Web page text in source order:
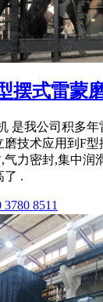
摆式雷蒙
是我公司积多
磨技术应用到F
气力密封,集中润
了 .
8511